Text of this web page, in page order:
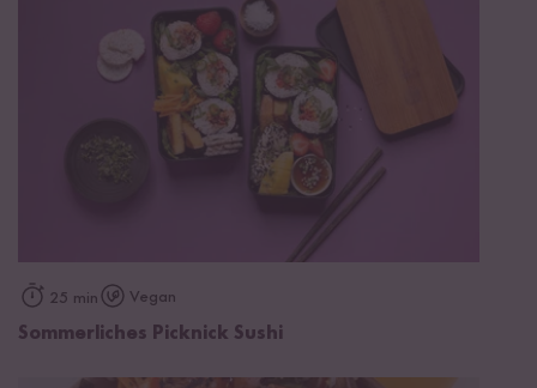
25 min Vegan
Sommerliches Picknick Sushi